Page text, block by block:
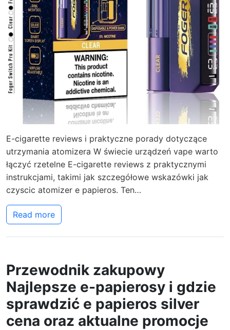
E-cigarette reviews i praktyczne porady dotyczące
utrzymania atomizera W świecie urządzeń vape warto
łączyć rzetelne E-cigarette reviews z praktycznymi
instrukcjami, takimi jak szczegółowe wskazówki jak
czyscic atomizer e papieros. Ten…
Read more
Przewodnik zakupowy
Najlepsze e-papierosy i gdzie
sprawdzić e papieros silver
cena oraz aktualne promocje